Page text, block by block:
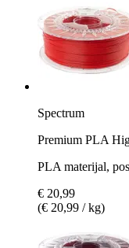
Spectrum
Premium PLA
PLA materijal,
€ 20,99
(€ 20,99 / kg)